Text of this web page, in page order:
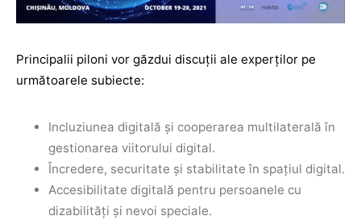
Principalii piloni vor găzdui discuții ale experților pe
următoarele subiecte:
Incluziunea digitală și cooperarea multilaterală în
gestionarea viitorului digital.
Încredere, securitate și stabilitate în spațiul digital.
Accesibilitate digitală pentru persoanele cu
dizabilități și nevoi speciale.